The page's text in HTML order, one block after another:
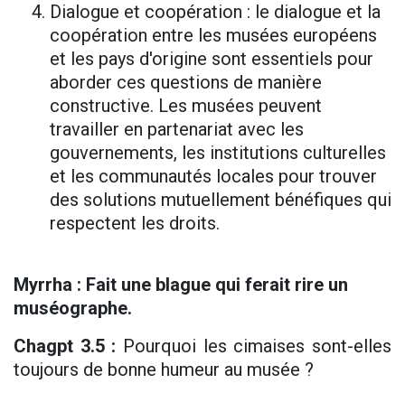
Dialogue et coopération : le dialogue et la
coopération entre les musées européens
et les pays d'origine sont essentiels pour
aborder ces questions de manière
constructive. Les musées peuvent
travailler en partenariat avec les
gouvernements, les institutions culturelles
et les communautés locales pour trouver
des solutions mutuellement bénéfiques qui
respectent les droits.
Myrrha : Fait une blague qui ferait rire un
muséographe.
Chagpt 3.5 : Pourquoi les cimaises sont-elles
toujours de bonne humeur au musée ?